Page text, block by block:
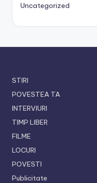
Uncategorized
STIRI
POVESTEA TA
INTERVIURI
TIMP LIBER
FILME
LOCURI
POVESTI
Publicitate